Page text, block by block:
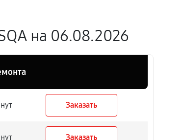
на 06.08.2026
Заказать
Заказать